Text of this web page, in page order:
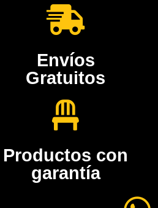
Envíos
Gratuitos
Productos con
garantía